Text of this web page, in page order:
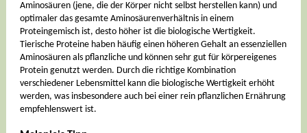
Aminosäuren (jene, die der Körper nicht selbst herstellen kann) und
optimaler das gesamte Aminosäurenverhältnis in einem
Proteingemisch ist, desto höher ist die biologische Wertigkeit.
Tierische Proteine haben häufig einen höheren Gehalt an essenziellen
Aminosäuren als pflanzliche und können sehr gut für körpereigenes
Protein genutzt werden. Durch die richtige Kombination
verschiedener Lebensmittel kann die biologische Wertigkeit erhöht
werden, was insbesondere auch bei einer rein pflanzlichen Ernährung
empfehlenswert ist.